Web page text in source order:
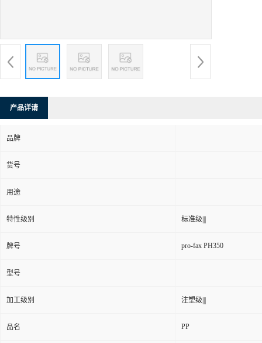
产品详请
品牌
货号
用途
特性级别 标准级|||
牌号 pro-fax PH350
型号
加工级别 注塑级|||
品名 PP